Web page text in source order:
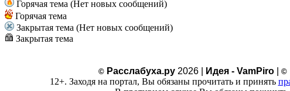
Горячая тема (Нет новых сообщений)
Горячая тема
Закрытая тема (Нет новых сообщений)
Закрытая тема
©Расслабуха.ру2026 | Идея - VamPiro ©
12+. Заходя на портал, Вы обязаны прочитать и принять